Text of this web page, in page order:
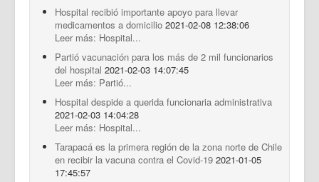
Hospital recibió importante apoyo para llevar
medicamentos a domicilio 2021-02-08 12:38:06
Leer más: Hospital...
Partió vacunación para los más de 2 mil funcionarios
del hospital 2021-02-03 14:07:45
Leer más: Partió...
Hospital despide a querida funcionaria administrativa
2021-02-03 14:04:28
Leer más: Hospital...
Tarapacá es la primera región de la zona norte de Chile
en recibir la vacuna contra el Covid-19 2021-01-05
17:45:57